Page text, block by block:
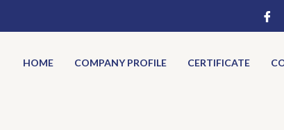
HOME COMPANY PROFILE CERTIFICATE